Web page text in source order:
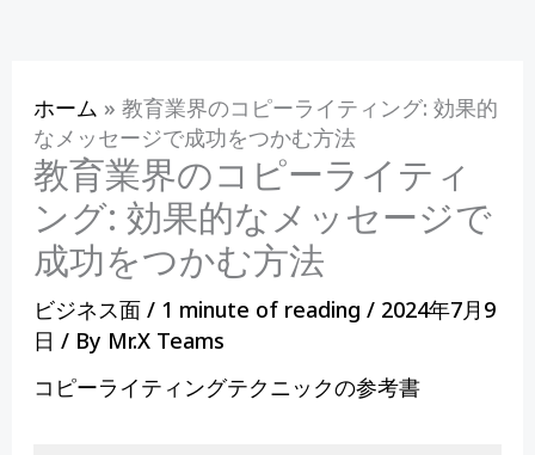
ホーム » 教育業界のコピーライティング: 効果的
なメッセージで成功をつかむ方法
教育業界のコピーライティ
ング: 効果的なメッセージで
成功をつかむ方法
ビジネス面/ 1 minute of reading / 2024年7月9
日 / By Mr.X Teams
コピーライティングテクニックの参考書